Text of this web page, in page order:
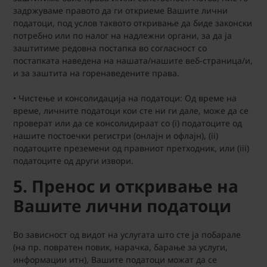
задржуваме правото да ги откриеме Вашите лични
податоци, под услов таквото откривање да биде законски
потребно или по налог на надлежни органи, за да ја
заштитиме редовна постапка во согласност со
постапката наведена на нашата/нашите веб-страница/и,
и за заштита на горенаведените права.
• Чистење и консолидација на податоци: Од време на
време, личните податоци кои сте ни ги дале, може да се
проверат или да се консолидираат со (i) податоците од
нашите постоечки регистри (онлајн и офлајн), (ii)
податоците преземени од правниот претходник, или (iii)
податоците од други извори.
5. Пренос и откривање на
Вашите лични податоци
Во зависност од видот на услугата што сте ја побарале
(на пр. повратен повик, нарачка, барање за услуги,
информации итн), Вашите податоци можат да се